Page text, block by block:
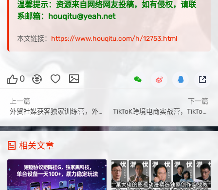
温馨提示：资源来自网络网友投稿，如有侵权，请联
系邮箱：houqitu@yeah.net
本文链接： https://www.houqitu.com/h/12753.html
0
上一篇
外贸社媒获客独家训练营，外贸新模式，快速做外贸（更新26年4月）
下一篇
TikToK跨境电商实战营，TikTok Shop从0到爆单，2026出海夺金
相关文章